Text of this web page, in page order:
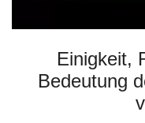
Einigkeit,
Bedeutung